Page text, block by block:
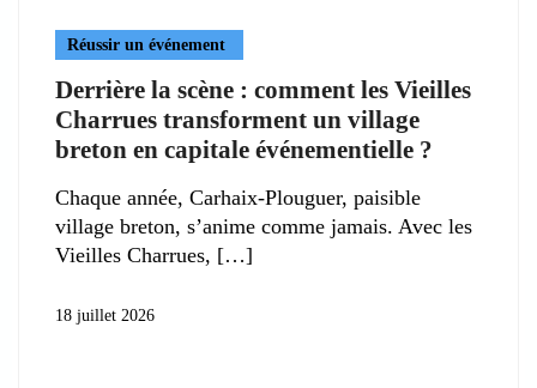
Réussir un événement
Derrière la scène : comment les Vieilles
Charrues transforment un village
breton en capitale événementielle ?
Chaque année, Carhaix-Plouguer, paisible
village breton, s’anime comme jamais. Avec les
Vieilles Charrues,
18 juillet 2026